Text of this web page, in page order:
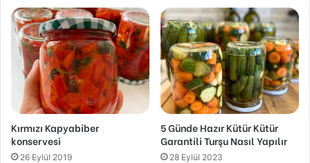
Kırmızı Kapyabiber
konservesi
26 Eylül 2019
5 Günde Hazır Kütür Kütür
Garantili Turşu Nasıl Yapılır
28 Eylül 2023